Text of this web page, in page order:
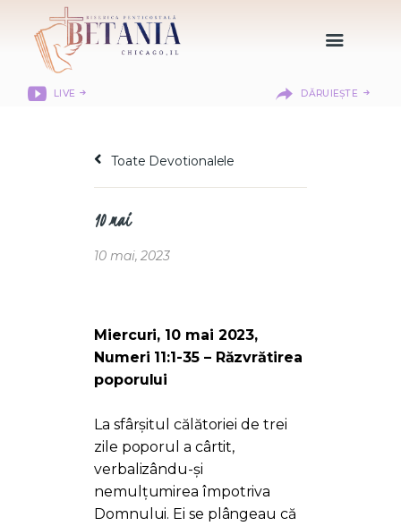
LIVE DĂRUIEȘTE
DESPRE NOI
CITIREA BIBLIEI
MISIUNEA BETANIA
LOGIN MEMBER
PORTAL
Toate Devotionalele
10 mai
10 mai, 2023
Miercuri, 10 mai 2023,
Numeri 11:1-35 – Răzvrătirea
poporului
La sfârșitul călătoriei de trei
zile poporul a cârtit,
verbalizându-și
nemulțumirea împotriva
Domnului. Ei se plângeau că